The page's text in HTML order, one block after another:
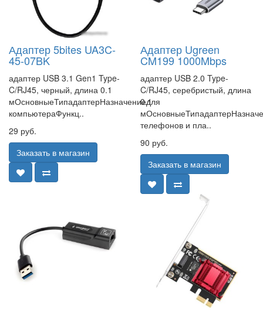
Адаптер 5bites UA3C-
45-07BK
адаптер USB 3.1 Gen1 Type-
C/RJ45, черный, длина 0.1
мОсновныеТипадаптерНазначениедля
компьютераФункц..
29 руб.
Заказать в магазин
Адаптер Ugreen
CM199 1000Mbps
адаптер USB 2.0 Type-
C/RJ45, серебристый, длина
0.1
телефонов и пла..
90 руб.
Заказать в магазин